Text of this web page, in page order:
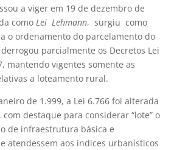
a viger em 19 de dezembro de
como Lei Lehmann, surgiu como
o ordenamento do parcelamento do
parcialmente os Decretos Lei
mantendo vigentes somente as
a loteamento rural.
de 1.999, a Lei 6.766 foi alterada
com destaque para considerar “lote” o
de infraestrutura básica e
atendessem aos índices urbanísticos